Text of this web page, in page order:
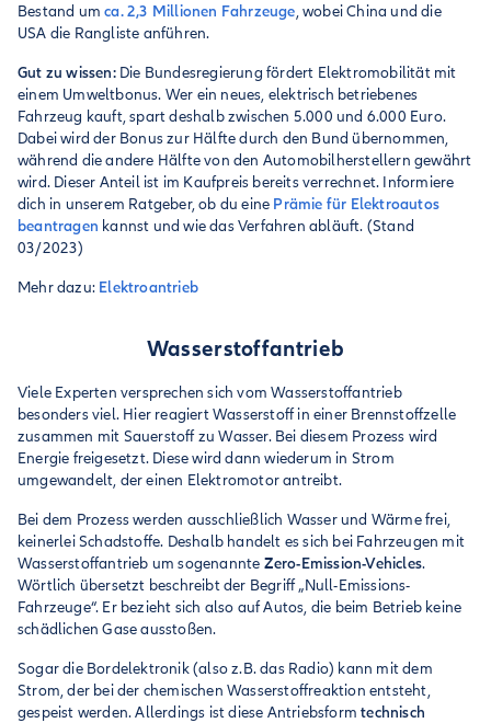
Bestand umca. 2,3 Millionen Fahrzeuge, wobei China und die
USA die Rangliste anführen.
Gut zu wissen: Die Bundesregierung fördert Elektromobilität mit
einem Umweltbonus. Wer ein neues, elektrisch betriebenes
Fahrzeug kauft, spart deshalb zwischen 5.000 und 6.000 Euro.
Dabei wird der Bonus zur Hälfte durch den Bund übernommen,
während die andere Hälfte von den Automobilherstellern gewährt
wird. Dieser Anteil ist im Kaufpreis bereits verrechnet. Informiere
dich in unserem Ratgeber, ob du eine Prämie für Elektroautos
beantragen kannst und wie das Verfahren abläuft. (Stand
03/2023)
Mehr dazu: Elektroantrieb
Wasserstoffantrieb
Viele Experten versprechen sich vom Wasserstoffantrieb
besonders viel. Hier reagiert Wasserstoff in einer Brennstoffzelle
zusammen mit Sauerstoff zu Wasser. Bei diesem Prozess wird
Energie freigesetzt. Diese wird dann wiederum in Strom
umgewandelt, der einen Elektromotor antreibt.
Bei dem Prozess werden ausschließlich Wasser und Wärme frei,
keinerlei Schadstoffe. Deshalb handelt es sich bei Fahrzeugen mit
Wasserstoffantrieb um sogenannte Zero-Emission-Vehicles.
Wörtlich übersetzt beschreibt der Begriff „Null-Emissions-
Fahrzeuge“. Er bezieht sich also auf Autos, die beim Betrieb keine
schädlichen Gase ausstoßen.
Sogar die Bordelektronik (also z.B. das Radio) kann mit dem
Strom, der bei der chemischen Wasserstoffreaktion entsteht,
gespeist werden. Allerdings ist diese Antriebsformtechnisch